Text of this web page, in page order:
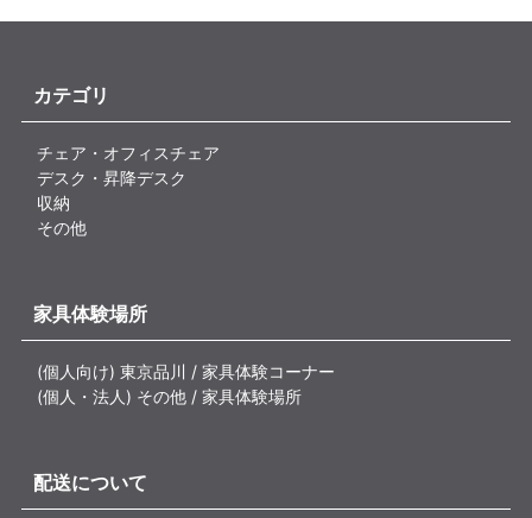
カテゴリ
チェア・オフィスチェア
デスク・昇降デスク
収納
その他
家具体験場所
(個人向け) 東京品川 / 家具体験コーナー
(個人・法人) その他 / 家具体験場所
配送について